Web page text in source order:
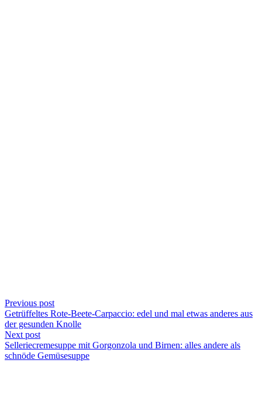
Previous post
Getrüffeltes Rote-Beete-Carpaccio: edel und mal etwas anderes aus
der gesunden Knolle
Next post
Selleriecremesuppe mit Gorgonzola und Birnen: alles andere als
schnöde Gemüsesuppe